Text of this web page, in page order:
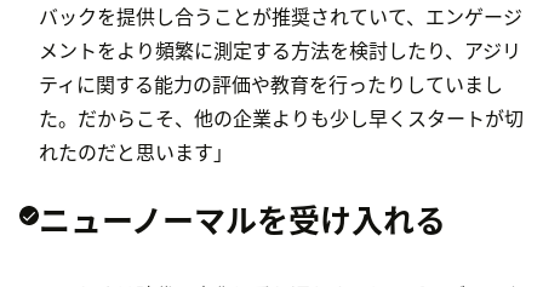
バックを提供し合うことが推奨されていて、エンゲージ
メントをより頻繁に測定する方法を検討したり、アジリ
ティに関する能力の評価や教育を行ったりしていまし
た。だからこそ、他の企業よりも少し早くスタートが切
れたのだと思います」
ニューノーマルを受け入れる